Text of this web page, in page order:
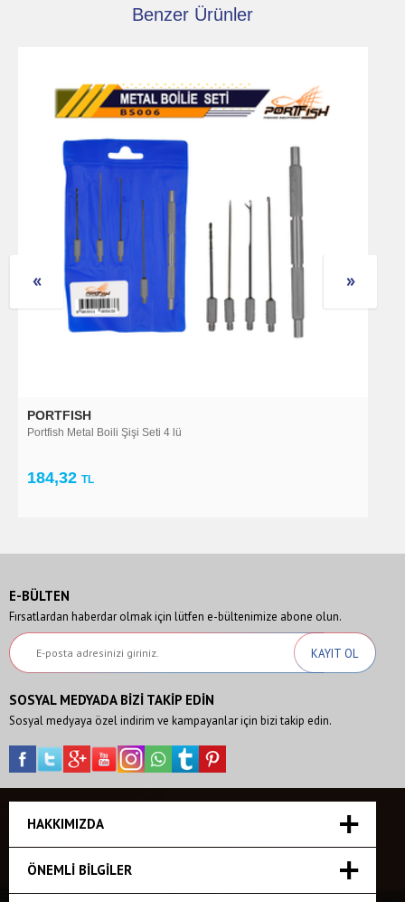
Benzer Ürünler
PORTFISH
Portfish Metal Boili Şişi Seti 4 lü
184,32 TL
E-BÜLTEN
Fırsatlardan haberdar olmak için lütfen e-bültenimize abone olun.
SOSYAL MEDYADA BİZİ TAKİP EDİN
Sosyal medyaya özel indirim ve kampayanlar için bizi takip edin.
HAKKIMIZDA
ÖNEMLI BILGILER